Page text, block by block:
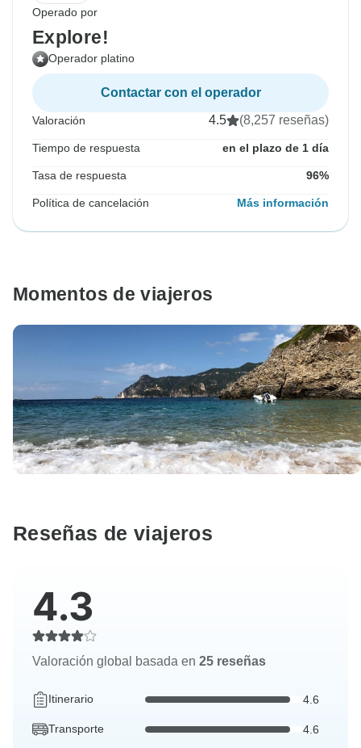
Operado por
Explore!
Operador platino
Contactar con el operador
Valoración 4.5 (8,257 reseñas)
Tiempo de respuesta en el plazo de 1 día
Tasa de respuesta 96%
Política de cancelación Más información
Momentos de viajeros
Reseñas de viajeros
4.3
Valoración global basada en 25 reseñas
Itinerario 4.6
Transporte 4.6